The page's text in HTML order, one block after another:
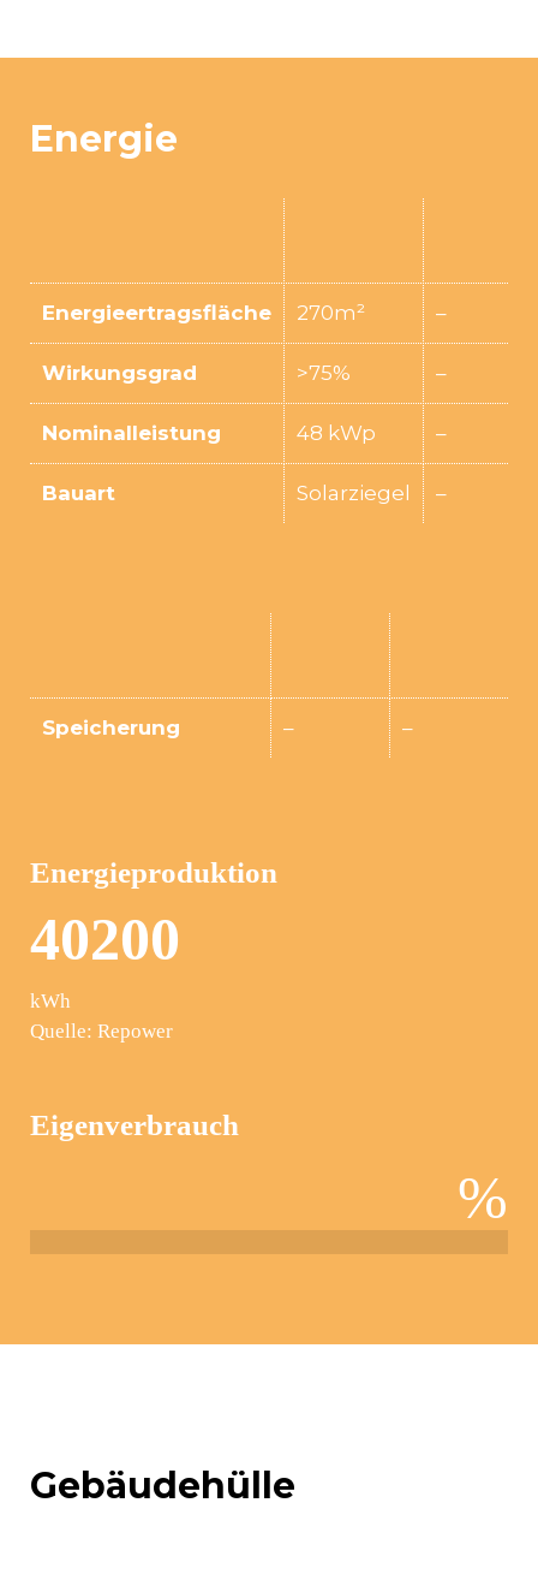
Energie
Energieertragsfläche 270m² –
Wirkungsgrad >75% –
Nominalleistung 48 kWp –
Bauart Solarziegel –
Speicherung – –
Energieproduktion
40200
kWh
Quelle: Repower
Eigenverbrauch
%
Gebäudehülle